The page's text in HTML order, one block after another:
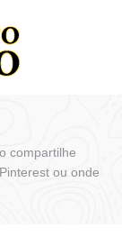
compartilhe
ou onde